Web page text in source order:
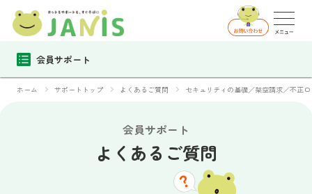
会員サポート
ホーム サポートトップ よくあるご質問 セキュリティの基礎／架空請求／不正
会員サポート
よくあるご質問